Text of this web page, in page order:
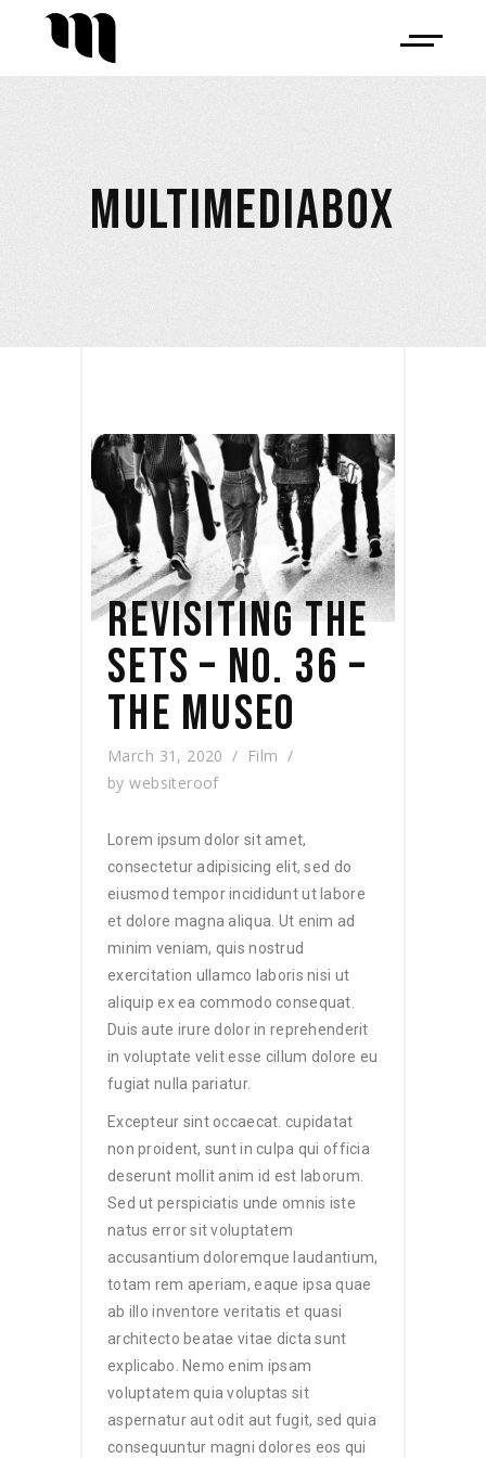
MULTIMEDIABOX
REVISITING THE
SETS – NO. 36 –
THE MUSEO
March 31, 2020
Film
by websiteroof
Lorem ipsum dolor sit amet,
consectetur adipisicing elit, sed do
eiusmod tempor incididunt ut labore
et dolore magna aliqua. Ut enim ad
minim veniam, quis nostrud
exercitation ullamco laboris nisi ut
aliquip ex ea commodo consequat.
Duis aute irure dolor in reprehenderit
in voluptate velit esse cillum dolore eu
fugiat nulla pariatur.
Excepteur sint occaecat. cupidatat
non proident, sunt in culpa qui officia
deserunt mollit anim id est laborum.
Sed ut perspiciatis unde omnis iste
natus error sit voluptatem
accusantium doloremque laudantium,
totam rem aperiam, eaque ipsa quae
ab illo inventore veritatis et quasi
architecto beatae vitae dicta sunt
explicabo. Nemo enim ipsam
voluptatem quia voluptas sit
aspernatur aut odit aut fugit, sed quia
consequuntur magni dolores eos qui